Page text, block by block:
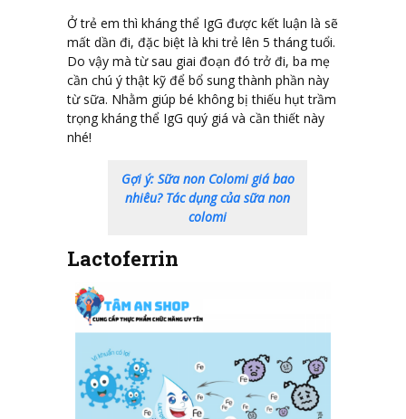
Ở trẻ em thì kháng thể IgG được kết luận là sẽ
mất dần đi, đặc biệt là khi trẻ lên 5 tháng tuổi.
Do vậy mà từ sau giai đoạn đó trở đi, ba mẹ
cần chú ý thật kỹ để bổ sung thành phần này
từ sữa. Nhằm giúp bé không bị thiếu hụt trầm
trọng kháng thể IgG quý giá và cần thiết này
nhé!
Gợi ý: Sữa non Colomi giá bao
nhiêu? Tác dụng của sữa non
colomi
Lactoferrin